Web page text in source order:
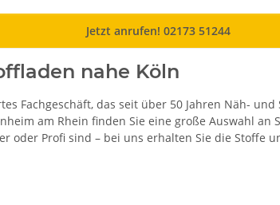
Jetzt anrufen! 02173 51244
nahe Köln
Fachgeschäft, das seit über 50 Jahren Näh-
am Rhein finden Sie eine große Auswahl
oder Profi sind – bei uns erhalten Sie die Stoffe